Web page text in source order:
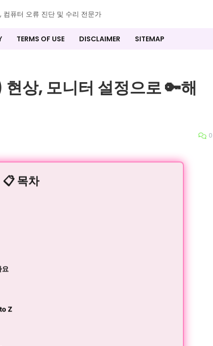
컴퓨터 오류 진단 및 수리 전문가
TERMS OF USE DISCLAIMER SITEMAP
상, 모니터 설정으로 🔑해
0
📋 목차
요
Z